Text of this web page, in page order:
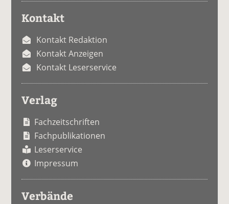
Kontakt
Kontakt Redaktion
Kontakt Anzeigen
Kontakt Leserservice
Verlag
Fachzeitschriften
Fachpublikationen
Leserservice
Impressum
Verbände